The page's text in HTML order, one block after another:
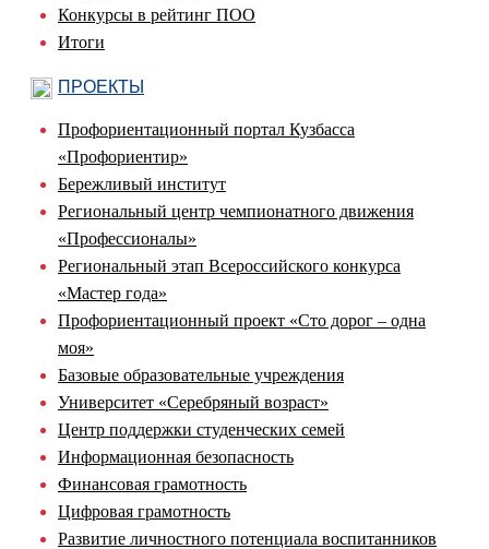
Конкурсы в рейтинг ПОО
Итоги
ПРОЕКТЫ
Профориентационный портал Кузбасса
«Профориентир»
Бережливый институт
Региональный центр чемпионатного движения
«Профессионалы»
Региональный этап Всероссийского конкурса
«Мастер года»
Профориентационный проект «Сто дорог – одна
моя»
Базовые образовательные учреждения
Университет «Серебряный возраст»
Центр поддержки студенческих семей
Информационная безопасность
Финансовая грамотность
Цифровая грамотность
Развитие личностного потенциала воспитанников